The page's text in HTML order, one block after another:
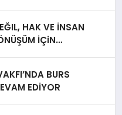
HAK VE İNSAN
İÇiN
BURS
EDİYOR